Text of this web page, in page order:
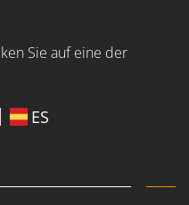
Sie auf eine der
ES